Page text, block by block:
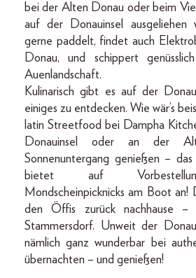
bei der Alten Donau oder beim
auf der Donauinsel ausgeliehen
gerne paddelt, findet auch
Donau, und schippert
Auenlandschaft.
Kulinarisch gibt es auf der
einiges zu entdecken. Wie wär’s
latin Streetfood bei Dampha
Donauinsel oder an der
Sonnenuntergang genießen –
bietet auf
Mondscheinpicknicks am Boot
den Öffis zurück nachhause –
Stammersdorf. Unweit der
nämlich ganz wunderbar bei
übernachten – und genießen!